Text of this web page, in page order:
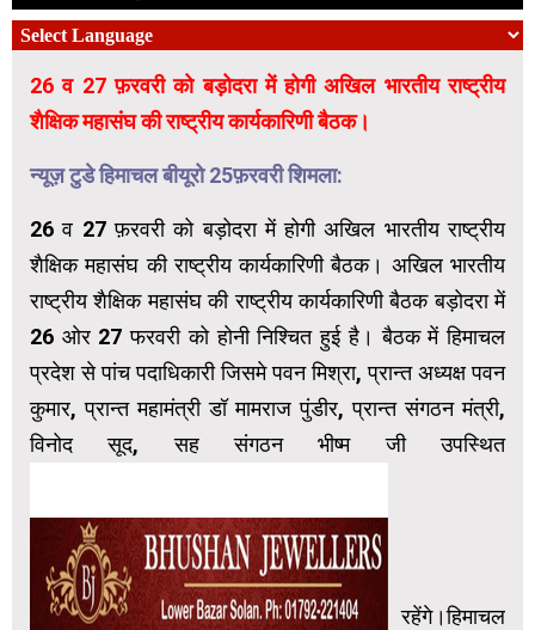
26 व 27 फ़रवरी को बड़ोदरा में होगी अखिल भारतीय राष्ट्रीय
शैक्षिक महासंघ की राष्ट्रीय कार्यकारिणी बैठक।
न्यूज़ टुडे हिमाचल बीयूरो 25फ़रवरी शिमला:
26 व 27 फ़रवरी को बड़ोदरा में होगी अखिल भारतीय राष्ट्रीय
शैक्षिक महासंघ की राष्ट्रीय कार्यकारिणी बैठक। अखिल भारतीय
राष्ट्रीय शैक्षिक महासंघ की राष्ट्रीय कार्यकारिणी बैठक बड़ोदरा में
26 ओर 27 फरवरी को होनी निश्चित हुई है। बैठक में हिमाचल
प्रदेश से पांच पदाधिकारी जिसमे पवन मिश्रा, प्रान्त अध्यक्ष पवन
कुमार, प्रान्त महामंत्री डॉ मामराज पुंडीर, प्रान्त संगठन मंत्री,
विनोद सूद, सह संगठन भीष्म जी उपस्थित
रहेंगे।हिमाचल